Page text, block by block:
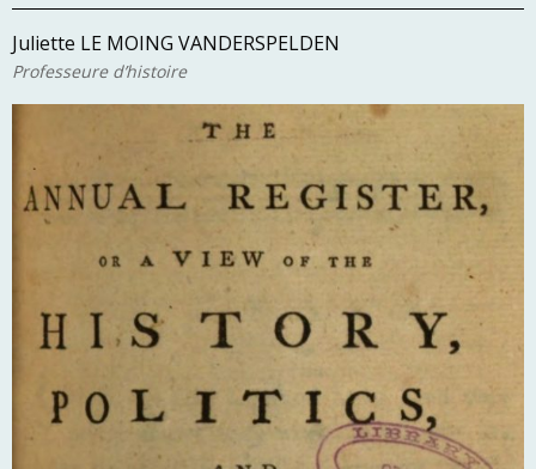
Juliette LE MOING VANDERSPELDEN
Professeure d’histoire